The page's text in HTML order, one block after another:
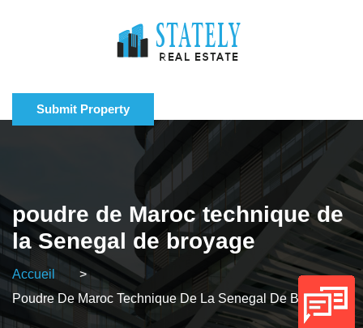
Submit Property
poudre de Maroc technique de
la Senegal de broyage
Accueil
>
Poudre De Maroc Technique De La Senegal De Broyage